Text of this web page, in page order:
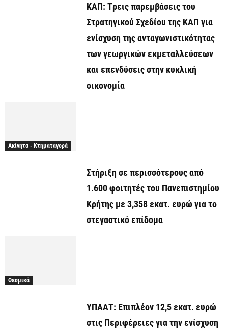
ΚΑΠ: Tρεις παρεμβάσεις του
Στρατηγικού Σχεδίου της ΚΑΠ για
ενίσχυση της ανταγωνιστικότητας
των γεωργικών εκμεταλλεύσεων
και επενδύσεις στην κυκλική
οικονομία
Ακίνητα - Κτηματαγορά
Στήριξη σε περισσότερους από
1.600 φοιτητές του Πανεπιστημίου
Κρήτης με 3,358 εκατ. ευρώ για το
στεγαστικό επίδομα
Θεσμικά
ΥΠΑΑΤ: Επιπλέον 12,5 εκατ. ευρώ
στις Περιφέρειες για την ενίσχυση